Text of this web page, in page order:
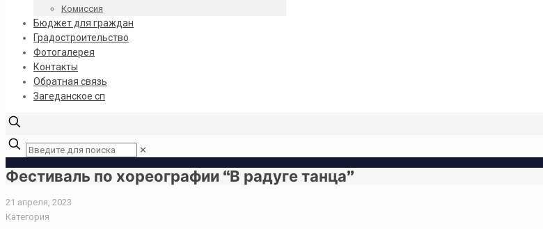
Комиссия
Бюджет для граждан
Градостроительство
Фотогалерея
Контакты
Обратная связь
Загеданское сп
✕
Фестиваль по хореографии “В радуге танца”
21 апреля, 2023
Категория